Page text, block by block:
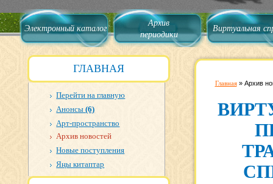
Электронный каталог
Архив
периодики
Виртуальная
ГЛАВНАЯ
Перейти на главную
Анонсы(6)
Арт-пространство
Архив новостей
Новые поступления
Яңы китаптар
Главная» Архив